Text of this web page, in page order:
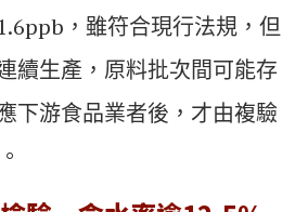
，雖符合現行法規，但
續生產，原料批次間可能存
下游食品業者後，才由複驗